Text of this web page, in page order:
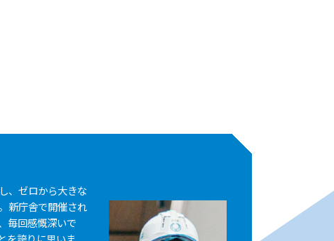
、ゼロから大きな
新庁舎で開催され
毎回感慨深いで